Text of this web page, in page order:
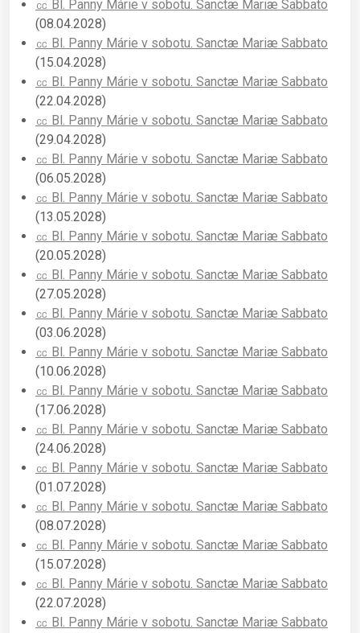
㏄ Bl. Panny Márie v sobotu. Sanctæ Mariæ Sabbato
(08.04.2028)
㏄ Bl. Panny Márie v sobotu. Sanctæ Mariæ Sabbato
(15.04.2028)
㏄ Bl. Panny Márie v sobotu. Sanctæ Mariæ Sabbato
(22.04.2028)
㏄ Bl. Panny Márie v sobotu. Sanctæ Mariæ Sabbato
(29.04.2028)
㏄ Bl. Panny Márie v sobotu. Sanctæ Mariæ Sabbato
(06.05.2028)
㏄ Bl. Panny Márie v sobotu. Sanctæ Mariæ Sabbato
(13.05.2028)
㏄ Bl. Panny Márie v sobotu. Sanctæ Mariæ Sabbato
(20.05.2028)
㏄ Bl. Panny Márie v sobotu. Sanctæ Mariæ Sabbato
(27.05.2028)
㏄ Bl. Panny Márie v sobotu. Sanctæ Mariæ Sabbato
(03.06.2028)
㏄ Bl. Panny Márie v sobotu. Sanctæ Mariæ Sabbato
(10.06.2028)
㏄ Bl. Panny Márie v sobotu. Sanctæ Mariæ Sabbato
(17.06.2028)
㏄ Bl. Panny Márie v sobotu. Sanctæ Mariæ Sabbato
(24.06.2028)
㏄ Bl. Panny Márie v sobotu. Sanctæ Mariæ Sabbato
(01.07.2028)
㏄ Bl. Panny Márie v sobotu. Sanctæ Mariæ Sabbato
(08.07.2028)
㏄ Bl. Panny Márie v sobotu. Sanctæ Mariæ Sabbato
(15.07.2028)
㏄ Bl. Panny Márie v sobotu. Sanctæ Mariæ Sabbato
(22.07.2028)
㏄ Bl. Panny Márie v sobotu. Sanctæ Mariæ Sabbato